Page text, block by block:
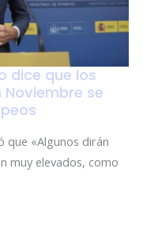
dice que los
Noviembre se
que «Algunos dirán
muy elevados, como